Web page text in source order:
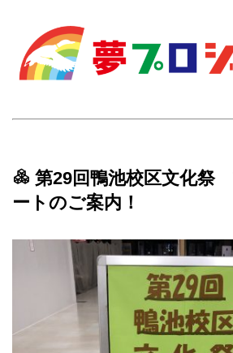
第29回鴨池校区文化祭
ートのご案内！